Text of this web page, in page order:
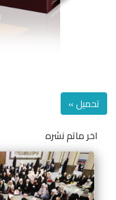
تحميل »
اخر ماتم نشره